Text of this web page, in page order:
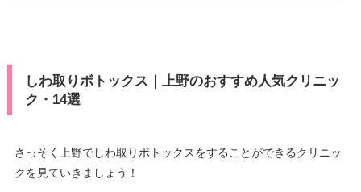
しわ取りボトックス｜上野のおすすめ人気クリニッ
ク・14選
さっそく上野でしわ取りボトックスをすることができるクリニッ
クを見ていきましょう！